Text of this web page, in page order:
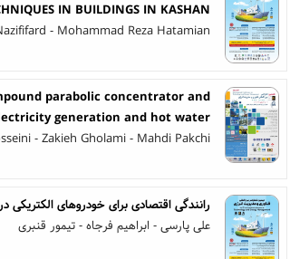
IN BUILDINGS IN KASHAN
- Mohammad Reza Hatamian
parabolic concentrator and
generation and hot water
- Zakieh Gholami - Mahdi Pakchi
رانندگی اقتصادی برای خودروهای الکتریکی
علی پارسی - ابراهیم فرجاه - تیمور قنبری